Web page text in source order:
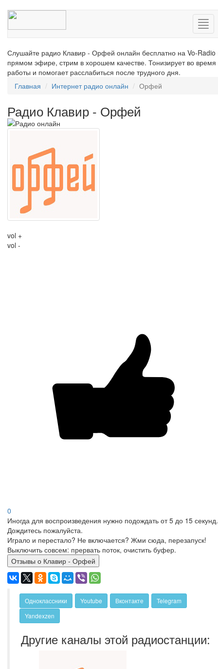
Слушайте радио Клавир - Орфей онлайн бесплатно на Vo-Radio
прямом эфире, стрим в хорошем качестве. Тонизирует во время
работы и помогает расслабиться после трудного дня.
Главная
Интернет радио онлайн Орфей
Радио Клавир - Орфей
vol +
vol -
0
Иногда для воспроизведения нужно подождать от 5 до 15 секунд.
Дождитесь пожалуйста.
Играло и перестало? Не включается? Жми сюда, перезапуск!
Выключить совсем: прервать поток, очистить буфер.
Отзывы о Клавир - Орфей
Одноклассники Youtube Вконтакте
Telegram
Yandexzen
Другие каналы этой радиостанции: